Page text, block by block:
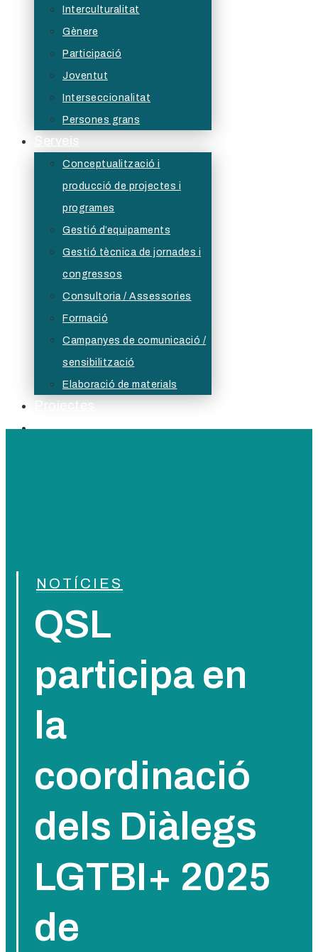
Interculturalitat
Gènere
Participació
Joventut
Interseccionalitat
Persones grans
Serveis
Conceptualització i
producció de projectes i
programes
Gestió d’equipaments
Gestió tècnica de jornades i
congressos
Consultoria / Assessories
Formació
Campanyes de comunicació /
sensibilització
Elaboració de materials
Projectes
Serveis Formatius
NOTÍCIES
QSL
participa en
la
coordinació
dels Diàlegs
LGTBI+ 2025
de